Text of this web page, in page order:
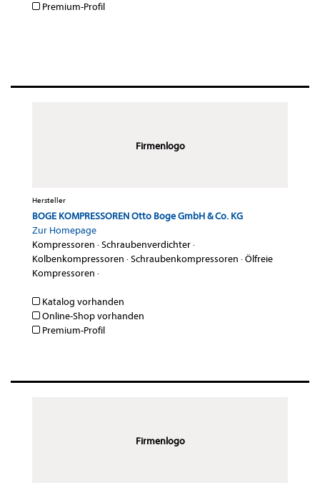
Premium-Profil
Firmenlogo
Hersteller
BOGE KOMPRESSOREN Otto Boge GmbH & Co. KG
Zur Homepage
Kompressoren ·Schraubenverdichter·
Kolbenkompressoren ·Schraubenkompressoren ·Ölfreie
Kompressoren ·
Katalog vorhanden
Online-Shop vorhanden
Premium-Profil
Firmenlogo